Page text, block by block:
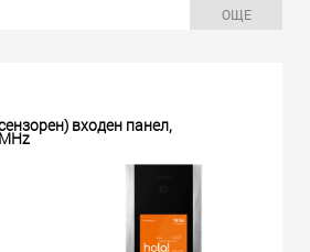
ОЩЕ
входен панел,